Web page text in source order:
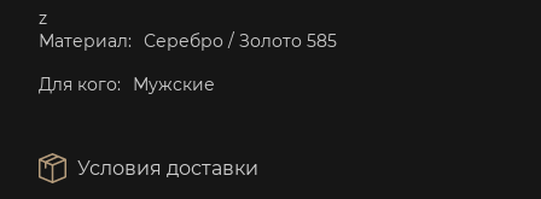
z
Материал:
Серебро / Золото 585
Для кого:
Мужские
Условия доставки